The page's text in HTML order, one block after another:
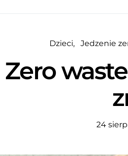
Dzieci Jedzenie
Zero
24